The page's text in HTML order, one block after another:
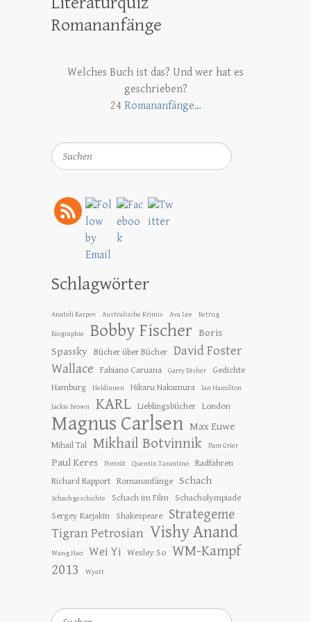
Romananfänge
Welches Buch ist das? Und wer hat es
geschrieben?
24 Romananfänge…
Suchen
Schlagwörter
Anatoli Karpov Australische Krimis Ava Lee Betrug
Biographie Bobby Fischer Boris
Spassky Bücher über Bücher David Foster
Wallace
Fabiano Caruana Garry Disher
Gedichte
Hamburg
Heldinnen Hikaru Nakamura Ian Hamilton
Jackie Brown KARL Lieblingsbücher London
Magnus Carlsen Max Euwe
Mihail Tal Mikhail Botvinnik Pam Grier
Paul Keres Porträt Quentin Tarantino
Radfahren
Richard Rapport Romananfänge Schach
Schachgeschichte Schach im Film
Schacholympiade
Sergey Karjakin
Shakespeare Strategeme
Tigran Petrosian Vishy Anand
Wang Hao Wei Yi Wesley So WM-Kampf
2013
Wyatt
Suchen